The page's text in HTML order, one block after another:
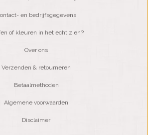
en bedrijfsgegevens
of kleuren in het echt zien?
Over ons
Verzenden & retourneren
Betaalmethoden
Algemene voorwaarden
Disclaimer